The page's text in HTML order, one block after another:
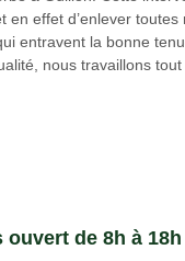
en effet d’enlever toutes
entravent la bonne
nous travaillons
ouvert de 8h à 18h